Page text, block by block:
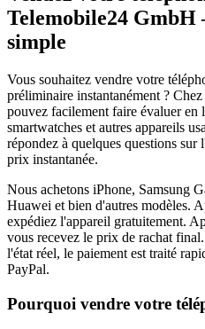
Telemobile24 GmbH
simple
Vous souhaitez vendre votre
préliminaire instantanément ?
pouvez facilement faire évaluer en
smartwatches et autres appareils
répondez à quelques questions sur
prix instantanée.
Nous achetons iPhone, Samsung
Huawei et bien d'autres modèles.
expédiez l'appareil gratuitement.
vous recevez le prix de rachat
l'état réel, le paiement est traité
PayPal.
Pourquoi vendre votre